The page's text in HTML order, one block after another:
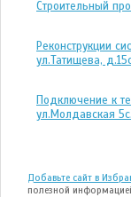
Строительный
Реконструкции
ул.Татищева,
Подключение к
ул.Молдавская
Добавьте сайт в
полезной